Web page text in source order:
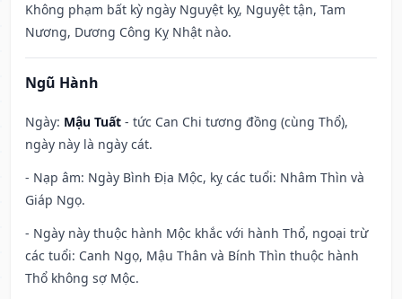
Không phạm bất kỳ ngày Nguyệt kỵ, Nguyệt tận, Tam
Nương, Dương Công Kỵ Nhật nào.
Ngũ Hành
Ngày: Mậu Tuất - tức Can Chi tương đồng (cùng Thổ),
ngày này là ngày cát.
- Nạp âm: Ngày Bình Địa Mộc, kỵ các tuổi: Nhâm Thìn và
Giáp Ngọ.
- Ngày này thuộc hành Mộc khắc với hành Thổ, ngoại trừ
các tuổi: Canh Ngọ, Mậu Thân và Bính Thìn thuộc hành
Thổ không sợ Mộc.